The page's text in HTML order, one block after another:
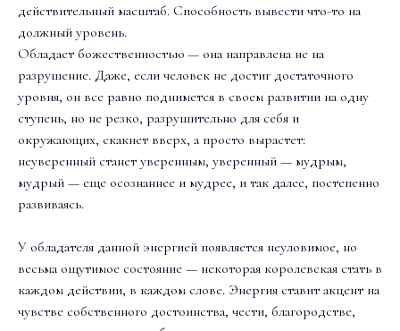
действительный масштаб. Способность вывести что-то на
должный уровень.
Обладает божественностью — она направлена не на
разрушение. Даже, если человек не достиг достаточного
уровня, он все равно поднимется в своем развитии на одну
ступень, но не резко, разрушительно для себя и
окружающих, скакнет вверх, а просто вырастет:
неуверенный станет уверенным, уверенный — мудрым,
мудрый — еще осознаннее и мудрее, и так далее, постепенно
развиваясь.
У обладателя данной энергией появляется неуловимое, но
весьма ощутимое состояние — некоторая королевская стать в
каждом действии, в каждом слове. Энергия ставит акцент на
чувстве собственного достоинства, чести, благородстве,